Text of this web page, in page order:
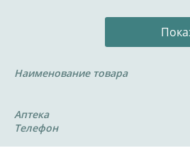
Наименование товара
Аптека
Телефон